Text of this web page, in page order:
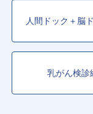
人間ドック＋脳
乳がん検診